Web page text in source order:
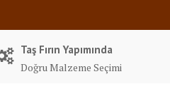
Taş Fırın Yapımında
Doğru Malzeme Seçimi